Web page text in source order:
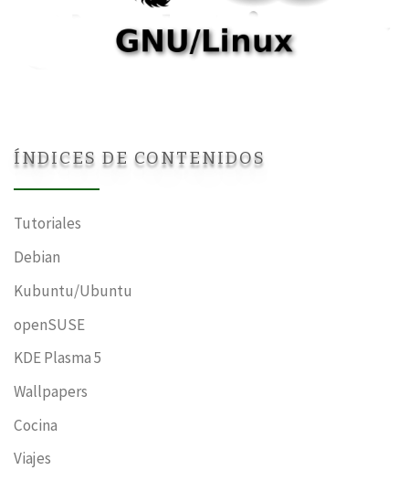
ÍNDICES DE CONTENIDOS
Tutoriales
Debian
Kubuntu/Ubuntu
openSUSE
KDE Plasma 5
Wallpapers
Cocina
Viajes